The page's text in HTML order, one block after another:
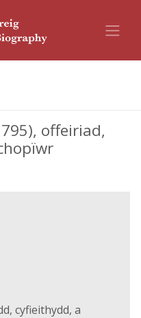
offeiriad,
cyfieithydd, a